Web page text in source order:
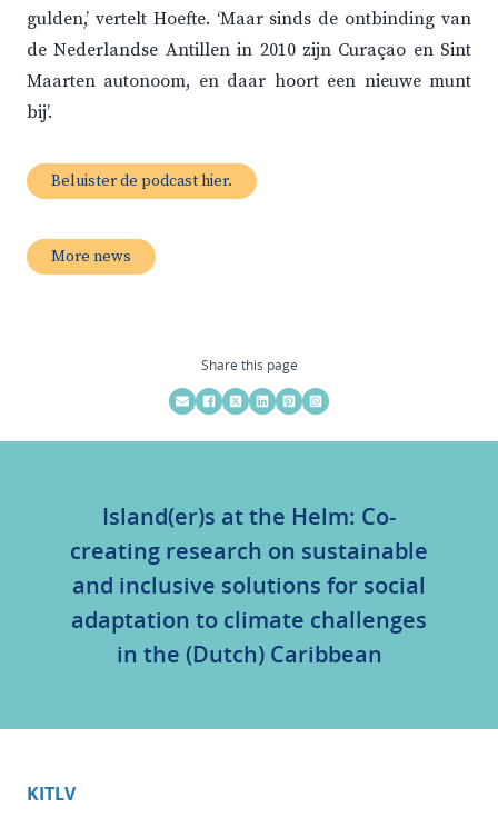
gulden,’ vertelt Hoefte. ‘Maar sinds de ontbinding van
de Nederlandse Antillen in 2010 zijn Curaçao en Sint
Maarten autonoom, en daar hoort een nieuwe munt
bij’.
Beluister de podcast hier.
More news
Share this page
Island(er)s at the Helm: Co-
creating research on sustainable
and inclusive solutions for social
adaptation to climate challenges
in the (Dutch) Caribbean
KITLV